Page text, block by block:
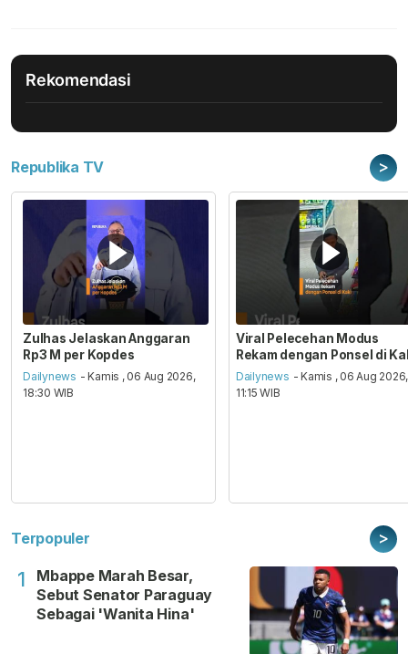
Rekomendasi
Republika TV >
Zulhas Jelaskan Anggaran
Rp3 M per Kopdes
Dailynews - Kamis , 06 Aug 2026,
18:30 WIB
Viral Pelecehan Modus
Rekam dengan Ponsel di
Dailynews - Kamis , 06 Aug 2026,
11:15 WIB
Terpopuler >
1
Mbappe Marah Besar,
Sebut Senator Paraguay
Sebagai 'Wanita Hina'